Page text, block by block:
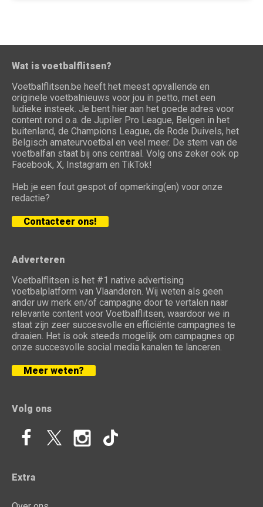
Wat is voetbalflitsen?
Voetbalflitsen.be heeft het meest opvallende en
originele voetbalnieuws voor jou in petto, met een
ludieke insteek. Je bent hier aan het goede adres voor
content rond o.a. de Jupiler Pro League, Belgen in het
buitenland, de Champions League, de Rode Duivels, het
Belgisch amateurvoetbal en veel meer. De stem van de
voetbalfan staat bij ons centraal. Volg ons zeker ook op
Facebook, X, Instagram en TikTok!
Heb je een fout gespot of opmerking(en) voor onze
redactie?
Contacteer ons!
Adverteren
Voetbalflitsen is het #1 native advertising
voetbalplatform van Vlaanderen. Wij weten als geen
ander uw merk en/of campagne door te vertalen naar
relevante content voor Voetbalflitsen, waardoor we in
staat zijn zeer succesvolle en efficiënte campagnes te
draaien. Het is ook steeds mogelijk om campagnes op
onze succesvolle social media kanalen te lanceren.
Meer weten?
Volg ons
Extra